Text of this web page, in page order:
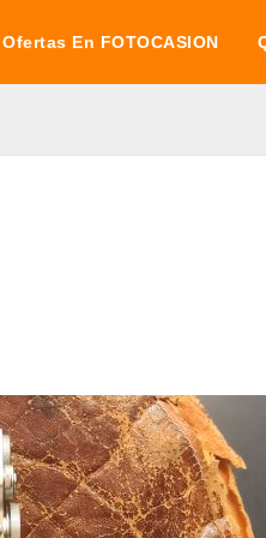
Ofertas En FOTOCASION